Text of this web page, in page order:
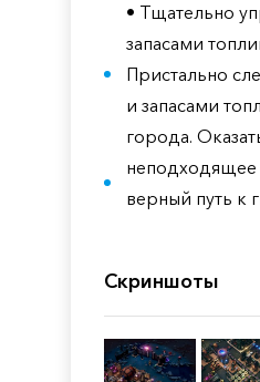
• Тщательно
запасами
Пристально
и запасами
города.
верный путь к
Скриншоты